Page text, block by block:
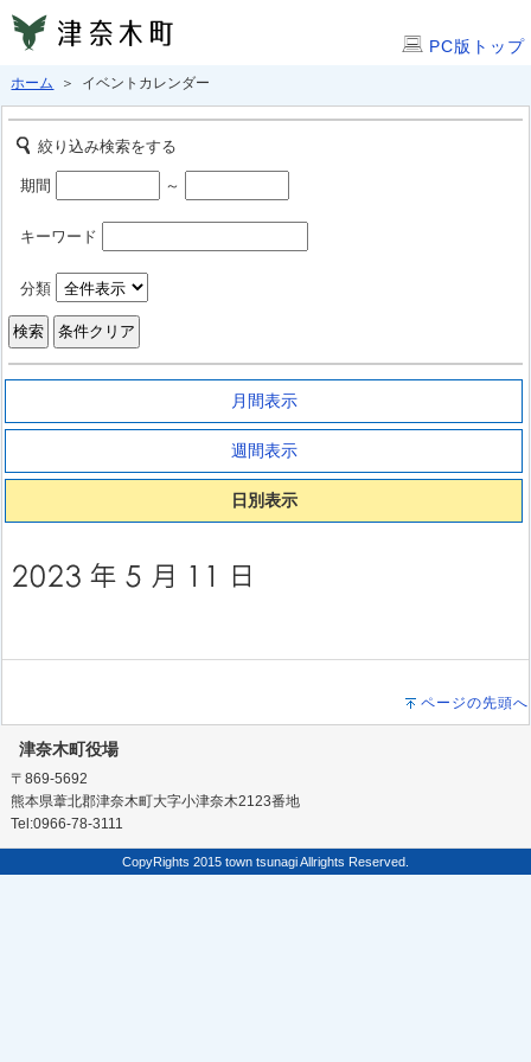
PC版トップ
ホーム ＞ イベントカレンダー
絞り込み検索をする
期間 ～
キーワード
分類
月間表示
週間表示
日別表示
ページの先頭へ
津奈木町役場
〒869-5692
熊本県葦北郡津奈木町大字小津奈木2123番地
Tel:0966-78-3111
CopyRights 2015 town tsunagi Allrights Reserved.